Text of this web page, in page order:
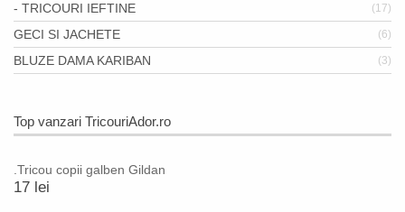
- TRICOURI IEFTINE (17)
GECI SI JACHETE (6)
BLUZE DAMA KARIBAN (3)
Top vanzari TricouriAdor.ro
.Tricou copii galben Gildan
17 lei